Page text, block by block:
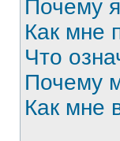
Почему
Как мне
Что
Почему
Как мне